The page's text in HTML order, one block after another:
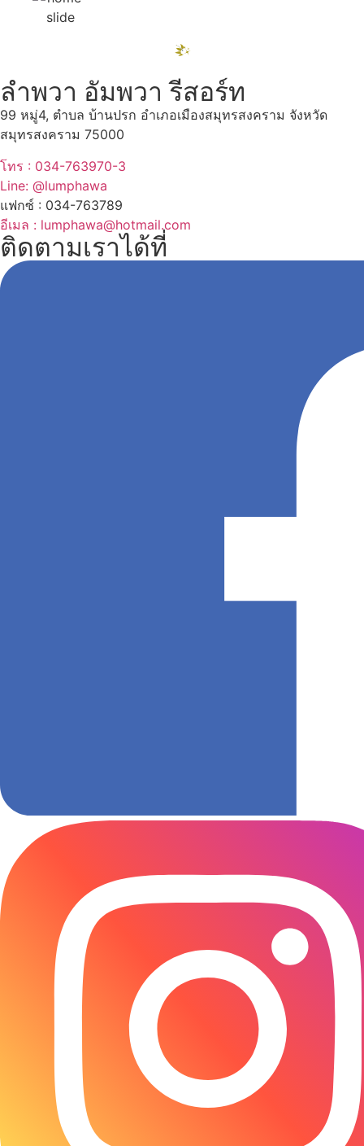
ลำพวา อัมพวา รีสอร์ท
99 หมู่4, ตำบล บ้านปรก อำเภอเมืองสมุทรสงคราม จังหวัด
สมุทรสงคราม 75000
โทร : 034-763970-3
Line: @lumphawa
แฟกซ์ : 034-763789
อีเมล : lumphawa@hotmail.com
ติดตามเราได้ที่